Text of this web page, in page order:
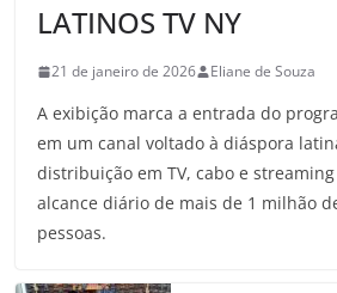
LATINOS TV NY
21 de janeiro de 2026 Eliane de Souza
A exibição marca a entrada do
em um canal voltado à diáspora
distribuição em TV, cabo e streaming
alcance diário de mais de 1 milhão
pessoas.